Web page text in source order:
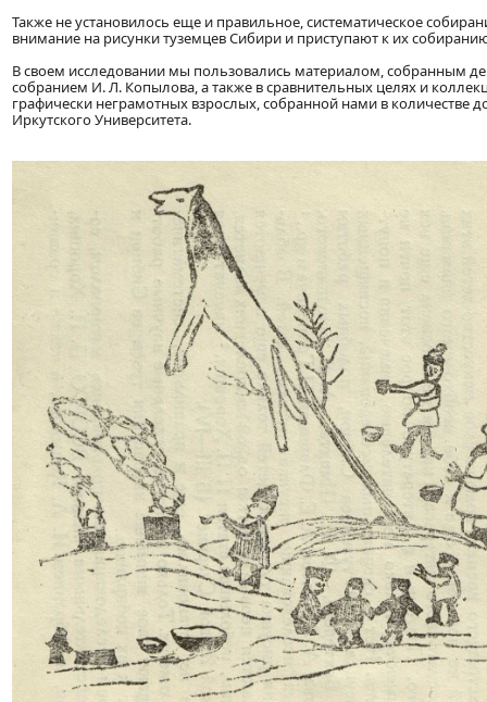
Также не установилось еще и правильное, систематическое
внимание на рисунки туземцев Сибири и приступают к их
В своем исследовании мы пользовались материалом, собранным
собранием И. Л. Копылова, а также в сравнительных целях и
графически неграмотных взрослых, собранной нами в количестве
Иркутского Университета.